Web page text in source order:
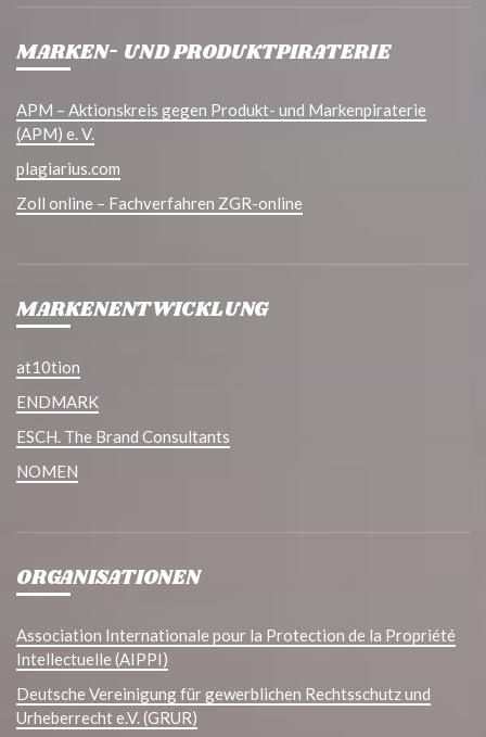
MARKEN- UND PRODUKTPIRATERIE
APM – Aktionskreis gegen Produkt- und Markenpiraterie
(APM) e. V.
plagiarius.com
Zoll online – Fachverfahren ZGR-online
MARKENENTWICKLUNG
at10tion
ENDMARK
ESCH. The Brand Consultants
NOMEN
ORGANISATIONEN
Association Internationale pour la Protection de la Propriété
Intellectuelle (AIPPI)
Deutsche Vereinigung für gewerblichen Rechtsschutz und
Urheberrecht e.V. (GRUR)